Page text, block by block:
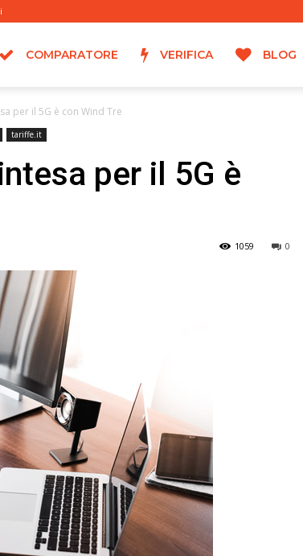
COMPARATORE VERIFICA BLOG
per il 5G è con Wind Tre
tariffe.it
per il 5G è
0
1059